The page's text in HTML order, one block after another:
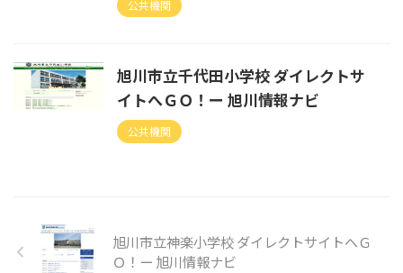
公共機関
旭川市立千代田小学校 ダイレクトサ
イトへＧＯ！ー 旭川情報ナビ
公共機関
旭川市立神楽小学校 ダイレクトサイトへＧ
Ｏ！ー 旭川情報ナビ